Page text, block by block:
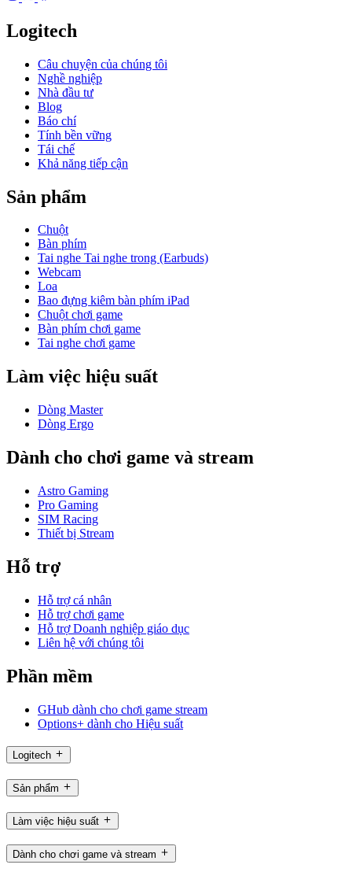
Logitech
Câu chuyện của chúng tôi
Nghề nghiệp
Nhà đầu tư
Blog
Báo chí
Tính bền vững
Tái chế
Khả năng tiếp cận
Sản phẩm
Chuột
Bàn phím
Tai nghe Tai nghe trong (Earbuds)
Webcam
Loa
Bao đựng kiêm bàn phím iPad
Chuột chơi game
Bàn phím chơi game
Tai nghe chơi game
Làm việc hiệu suất
Dòng Master
Dòng Ergo
Dành cho chơi game và stream
Astro Gaming
Pro Gaming
SIM Racing
Thiết bị Stream
Hỗ trợ
Hỗ trợ cá nhân
Hỗ trợ chơi game
Hỗ trợ Doanh nghiệp giáo dục
Liên hệ với chúng tôi
Phần mềm
GHub dành cho chơi game stream
Options+ dành cho Hiệu suất
Logitech
Sản phẩm
Làm việc hiệu suất
Dành cho chơi game và stream